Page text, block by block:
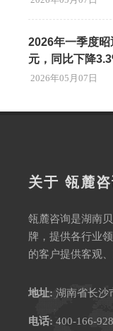
2026年一季度
元，同比下降
2026年05月07日
关于 瓴麓咨
瓴麓咨询是湖南
牌，提供各行业
的客户提供客观
地址: 湖南省长沙
电话: 400-166-